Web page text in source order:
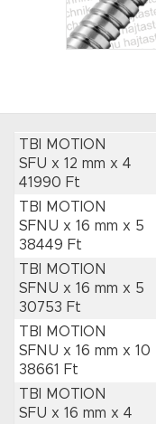
TBI MOTION
SFU x 12 mm x 4
41990 Ft
TBI MOTION
SFNU x 16 mm x 5
38449 Ft
TBI MOTION
SFNU x 16 mm x 5
30753 Ft
TBI MOTION
SFNU x 16 mm x 10
38661 Ft
TBI MOTION
SFU x 16 mm x 4